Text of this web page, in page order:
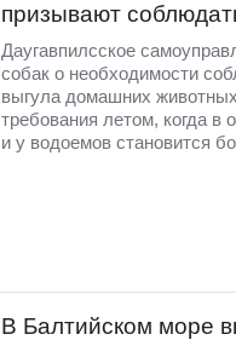
призывают
Даугавпилсское
собак о необходимости
выгула домашних
требования летом, когда в
и у водоемов становится
В Балтийском море